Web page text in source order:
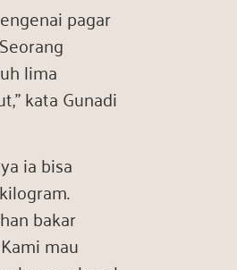
pagar
lima
kata Gunadi
ia bisa
bakar
mau